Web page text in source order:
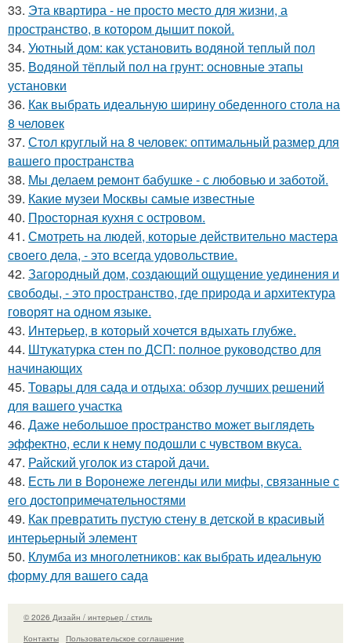
33. Эта квартира - не просто место для жизни, а
пространство, в котором дышит покой.
34. Уютный дом: как установить водяной теплый пол
35. Водяной тёплый пол на грунт: основные этапы
установки
36. Как выбрать идеальную ширину обеденного стола на
8 человек
37. Стол круглый на 8 человек: оптимальный размер для
вашего пространства
38. Мы делаем ремонт бабушке - с любовью и заботой.
39. Какие музеи Москвы самые известные
40. Просторная кухня с островом.
41. Смотреть на людей, которые действительно мастера
своего дела, - это всегда удовольствие.
42. Загородный дом, создающий ощущение уединения и
свободы, - это пространство, где природа и архитектура
говорят на одном языке.
43. Интерьер, в который хочется вдыхать глубже.
44. Штукатурка стен по ДСП: полное руководство для
начинающих
45. Товары для сада и отдыха: обзор лучших решений
для вашего участка
46. Даже небольшое пространство может выглядеть
эффектно, если к нему подошли с чувством вкуса.
47. Райский уголок из старой дачи.
48. Есть ли в Воронеже легенды или мифы, связанные с
его достопримечательностями
49. Как превратить пустую стену в детской в красивый
интерьерный элемент
50. Клумба из многолетников: как выбрать идеальную
форму для вашего сада
© 2026 Дизайн / интерьер / стиль
Контакты
Пользовательское соглашение